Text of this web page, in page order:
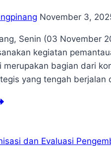
November 3,
Senin (03 November
kegiatan
merupakan bagian dari
yang tengah